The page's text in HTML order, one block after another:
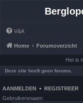
V&A
Home Forumoverzicht
Het is
Deze site heeft geen forums.
AANMELDEN • REGISTREER
Gebruikersnaam: